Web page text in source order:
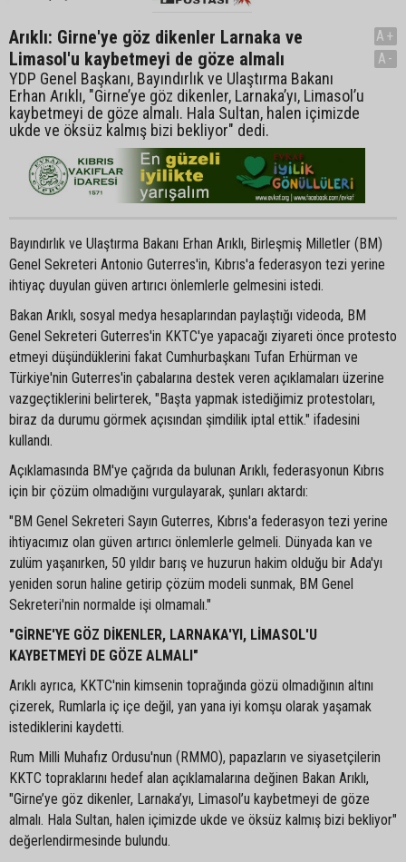
Arıklı: Girne'ye göz dikenler Larnaka ve
Limasol'u kaybetmeyi de göze almalı
YDP Genel Başkanı, Bayındırlık ve Ulaştırma Bakanı
Erhan Arıklı, "Girne’ye göz dikenler, Larnaka’yı, Limasol’u
kaybetmeyi de göze almalı. Hala Sultan, halen içimizde
ukde ve öksüz kalmış bizi bekliyor" dedi.
A+
A-
Bayındırlık ve Ulaştırma Bakanı Erhan Arıklı, Birleşmiş Milletler (BM)
Genel Sekreteri Antonio Guterres'in, Kıbrıs'a federasyon tezi yerine
ihtiyaç duyulan güven artırıcı önlemlerle gelmesini istedi.
Bakan Arıklı, sosyal medya hesaplarından paylaştığı videoda, BM
Genel Sekreteri Guterres'in KKTC'ye yapacağı ziyareti önce protesto
etmeyi düşündüklerini fakat Cumhurbaşkanı Tufan Erhürman ve
Türkiye'nin Guterres'in çabalarına destek veren açıklamaları üzerine
vazgeçtiklerini belirterek, "Başta yapmak istediğimiz protestoları,
biraz da durumu görmek açısından şimdilik iptal ettik." ifadesini
kullandı.
Açıklamasında BM'ye çağrıda da bulunan Arıklı, federasyonun Kıbrıs
için bir çözüm olmadığını vurgulayarak, şunları aktardı:
"BM Genel Sekreteri Sayın Guterres, Kıbrıs'a federasyon tezi yerine
ihtiyacımız olan güven artırıcı önlemlerle gelmeli. Dünyada kan ve
zulüm yaşanırken, 50 yıldır barış ve huzurun hakim olduğu bir Ada'yı
yeniden sorun haline getirip çözüm modeli sunmak, BM Genel
Sekreteri'nin normalde işi olmamalı."
"GİRNE'YE GÖZ DİKENLER, LARNAKA'YI, LİMASOL'U
KAYBETMEYİ DE GÖZE ALMALI"
Arıklı ayrıca, KKTC'nin kimsenin toprağında gözü olmadığının altını
çizerek, Rumlarla iç içe değil, yan yana iyi komşu olarak yaşamak
istediklerini kaydetti.
Rum Milli Muhafız Ordusu'nun (RMMO), papazların ve siyasetçilerin
KKTC topraklarını hedef alan açıklamalarına değinen Bakan Arıklı,
"Girne’ye göz dikenler, Larnaka’yı, Limasol’u kaybetmeyi de göze
almalı. Hala Sultan, halen içimizde ukde ve öksüz kalmış bizi bekliyor"
değerlendirmesinde bulundu.